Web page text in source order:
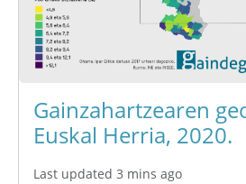
Gainzahartzearen
Euskal Herria, 2020.
Last updated 3 mins ago